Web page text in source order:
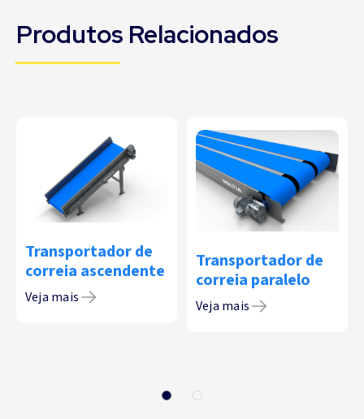
Produtos Relacionados
Transportador de
correia ascendente
Veja mais
Transportador de
correia paralelo
Veja mais